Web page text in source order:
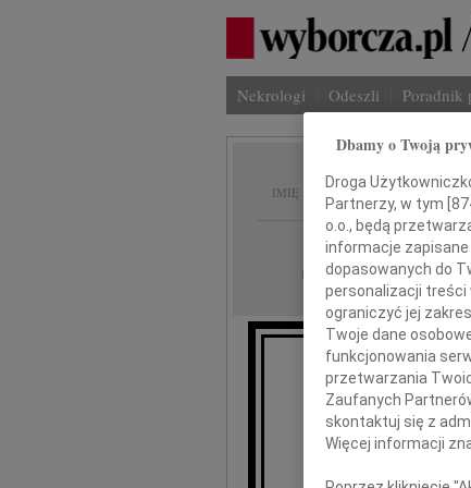
Nekrologi Odeszli Poradnik
IMIĘ I NAZWISKO:
REGION: Kraków
DATA EMISJI: 07.03.2013
7
Dbamy o Twoją
Droga
Partnerzy, w tym [
o.o., będą
informacje
dopasowanych do
personalizacji treści
ograniczyć jej
Twoje dane
funkcjonowania
przetwarzania
Zaufanych
skontaktuj się z
Więcej informacji